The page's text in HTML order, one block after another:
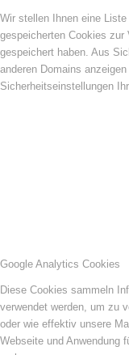
Wir stellen Ihnen eine
gespeicherten Cookies zur
gespeichert haben. Aus
anderen Domains
Sicherheitseinstellungen
Google Analytics Cookies
Diese Cookies sammeln
verwendet werden, um zu
oder wie effektiv unsere
Webseite und Anwendung